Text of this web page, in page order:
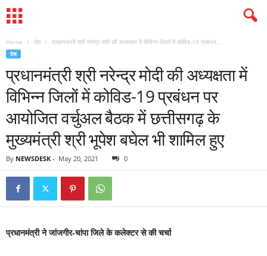
Home देश प्रधानमंत्री श्री नरेन्द्र मोदी की अध्यक्षता में विभिन्न जिलों में कोविड-19 प्रबंधन...
देश
प्रधानमंत्री श्री नरेन्द्र मोदी की अध्यक्षता में
विभिन्न जिलों में कोविड-19 प्रबंधन पर
आयोजित वर्चुअल बैठक में छत्तीसगढ़ के
मुख्यमंत्री श्री भूपेश बघेल भी शामिल हुए
By NEWSDESK - May 20, 2021 0
प्रधानमंत्री ने जांजगीर-चांपा जिले के कलेक्टर से की चर्चा